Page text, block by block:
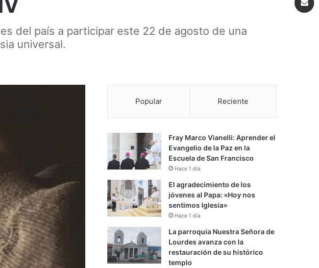
del país a participar este 22 de agosto de una
universal.
Popular Reciente
Fray Marco Vianelli: Aprender el
Evangelio de la Paz en la
Escuela de San Francisco
Hace 1 día
El agradecimiento de los
jóvenes al Papa: «Hoy nos
sentimos Iglesia»
Hace 1 día
La parroquia Nuestra Señora de
Lourdes avanza con la
restauración de su histórico
templo